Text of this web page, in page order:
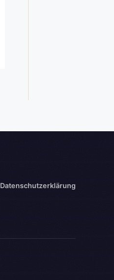
Datenschutzerklärung